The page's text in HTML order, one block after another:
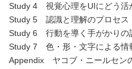
Study 4 視覚心理をUIにどう活
Study 5 認識と理解のプロセス
Study 6 行動を導く手がかりの
Study 7 色・形・文字による情
Appendix ヤコブ・ニールセン